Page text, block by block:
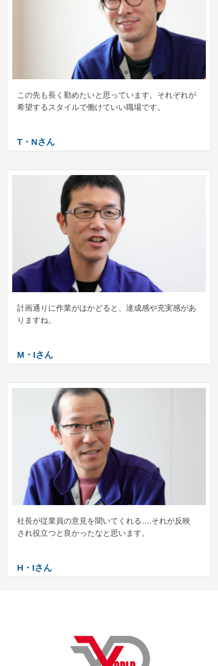
この先も長く勤めたいと思っています。それぞれが
希望するスタイルで働けていい職場です。
T・Nさん
計画通りに作業がはかどると、達成感や充実感があ
りますね。
M・Iさん
社長が従業員の意見を聞いてくれる….それが反映
され役立つと良かったなと思います。
H・Iさん